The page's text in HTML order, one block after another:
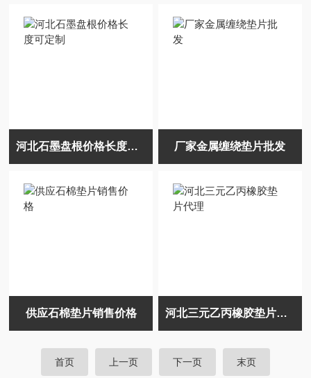
河北石墨盘根价格长度可定制 厂家金属缠绕垫片批发
供应石棉垫片销售价格 河北三元乙丙橡胶垫片代理
首页 上一页 下一页 末页